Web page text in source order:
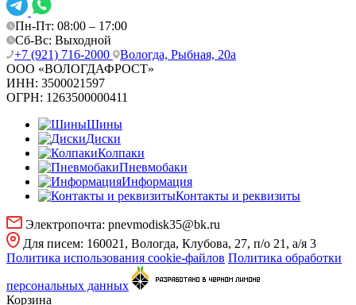
Пн-Пт: 08:00 – 17:00
Сб-Вс: Выходной
+7 (921) 716-2000
Вологда, Рыбная, 20а
ООО «ВОЛОГДАФРОСТ»
ИНН: 3500021597
ОГРН: 1263500000411
Шины
Диски
Колпаки
Пневмобаки
Информация
Контакты и реквизиты
Электропочта: pnevmodisk35@bk.ru
Для писем: 160021, Вологда, Клубова, 27, п/о 21, а/я 3
Политика использования cookie-файлов Политика обработки
персональных данных
Корзина